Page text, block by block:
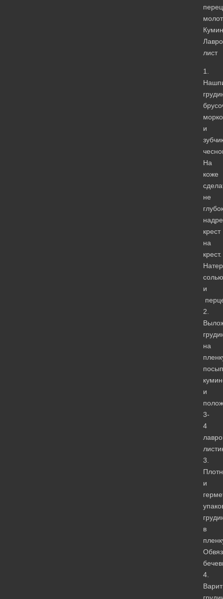
перец
Кумин
лист
1.
и
На
коже
не
крест
на
крест.
солью
и
2.
на
и
3-
4
3.
и
в
4.